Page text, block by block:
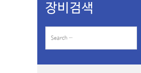
장비검색
a